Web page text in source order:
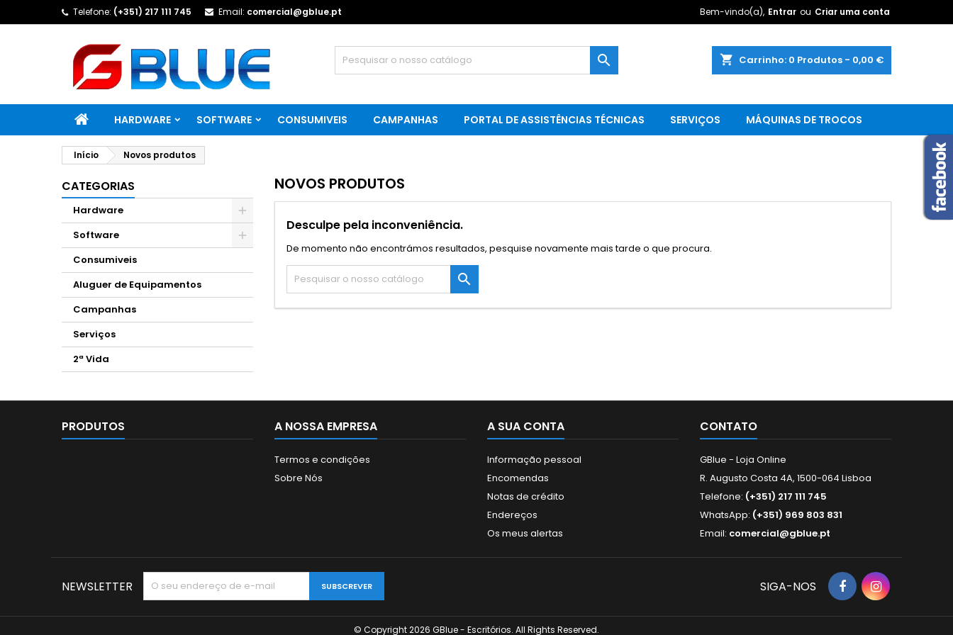
Telefone: (+351) 217 111 745 Email: comercial@gblue.pt Bem-vindo(a), Entrar ou Criar uma conta
shopping_cart Carrinho: 0 Produtos - 0,00 €

HARDWARE SOFTWARE CONSUMIVEIS CAMPANHAS PORTAL DE ASSISTÊNCIAS TÉCNICAS SERVIÇOS MÁQUINAS DE TROCOS
Início Novos produtos
CATEGORIAS
Hardware
Software
Consumiveis
Aluguer de Equipamentos
Campanhas
Serviços
2ª Vida
NOVOS PRODUTOS
Desculpe pela inconveniência.
De momento não encontrámos resultados, pesquise novamente mais tarde o que procura.

PRODUTOS A NOSSA EMPRESA
Termos e condições
Sobre Nós
A SUA CONTA
Informação pessoal
Encomendas
Notas de crédito
Endereços
Os meus alertas
CONTATO
GBlue - Loja Online
R. Augusto Costa 4A, 1500-064 Lisboa
Telefone: (+351) 217 111 745
WhatsApp: (+351) 969 803 831
Email: comercial@gblue.pt
NEWSLETTER SIGA-NOS
© Copyright 2026 GBlue - Escritórios. All Rights Reserved.